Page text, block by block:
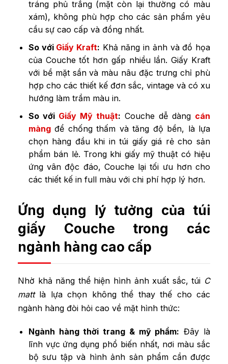
tráng phủ trắng (mặt còn lại thường có màu
xám), không phù hợp cho các sản phẩm yêu
cầu sự cao cấp và đồng nhất.
So với Giấy Kraft: Khả năng in ảnh và đồ họa
của Couche tốt hơn gấp nhiều lần. Giấy Kraft
với bề mặt sần và màu nâu đặc trưng chỉ phù
hợp cho các thiết kế đơn sắc, vintage và có xu
hướng làm trầm màu in.
So với Giấy Mỹ thuật: Couche dễ dàng cán
màngđể chống thấm và tăng độ bền, là lựa
chọn hàng đầu khi in túi giấy giá rẻ cho sản
phẩm bán lẻ. Trong khi giấy mỹ thuật có hiệu
ứng vân độc đáo, Couche lại tối ưu hơn cho
các thiết kế in full màu với chi phí hợp lý hơn.
Ứng dụng lý tưởng của túi
giấy Couche trong các
ngành hàng cao cấp
Nhờ khả năng thể hiện hình ảnh xuất sắc, túi C
mattlà lựa chọn không thể thay thế cho các
ngành hàng đòi hỏi cao về mặt hình thức:
Ngành hàng thời trang & mỹ phẩm: Đây là
lĩnh vực ứng dụng phổ biến nhất, nơi màu sắc
bộ sưu tập và hình ảnh sản phẩm cần được